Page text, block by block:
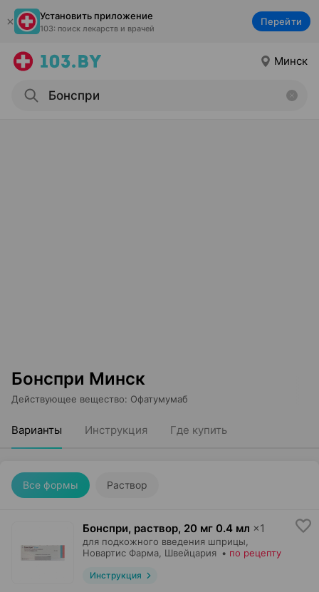
Установить приложение
103: поиск лекарств и врачей
Перейти
Минск
Бонспри Минск
Действующее вещество: Офатумумаб
Варианты Инструкция Где купить
Все формы Раствор
Бонспри, раствор, 20 мг 0.4 мл ×1
для подкожного введения шприцы,
Новартис Фарма , Швейцария • по рецепту
Инструкция